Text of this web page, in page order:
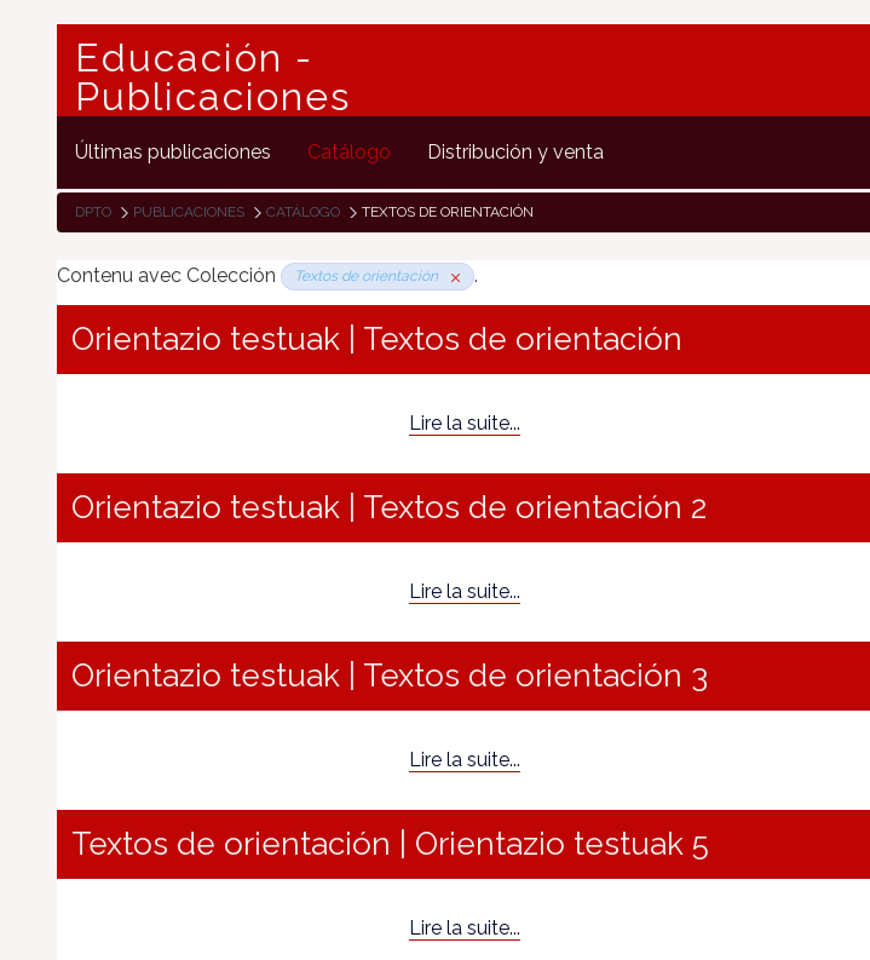
Educación -
Publicaciones
Últimas publicaciones Catálogo Distribución y venta
DPTO PUBLICACIONES CATÁLOGO TEXTOS DE ORIENTACIÓN
Contenu avec Colección Textos de orientación .
Orientazio testuak | Textos de orientación
Lire la suite...
Orientazio testuak | Textos de orientación 2
Lire la suite...
Orientazio testuak | Textos de orientación 3
Lire la suite...
Textos de orientación | Orientazio testuak 5
Lire la suite...